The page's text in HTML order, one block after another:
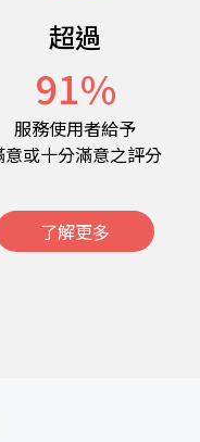
超過
91%
服務使用者給予
意或十分滿意之評分
了解更多